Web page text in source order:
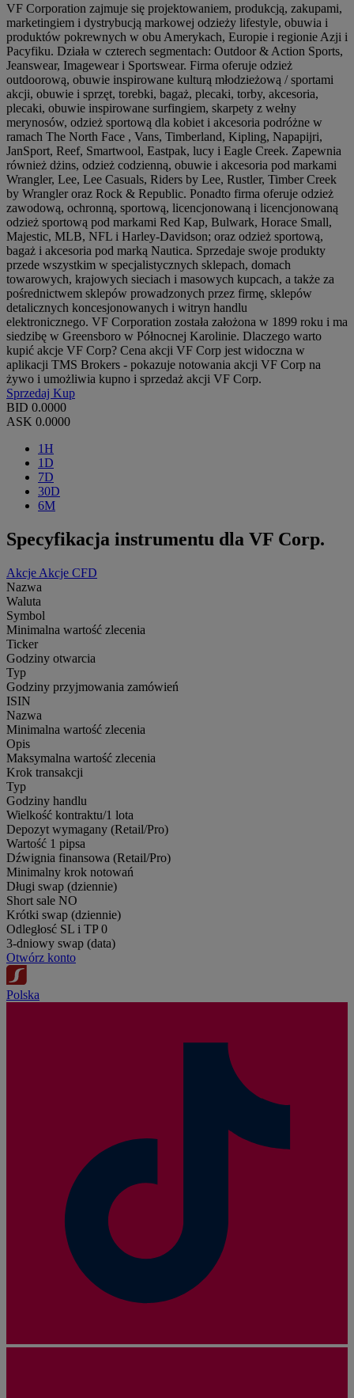
VF Corporation zajmuje się projektowaniem, produkcją, zakupami,
marketingiem i dystrybucją markowej odzieży lifestyle, obuwia i
produktów pokrewnych w obu Amerykach, Europie i regionie Azji i
Pacyfiku. Działa w czterech segmentach: Outdoor & Action Sports,
Jeanswear, Imagewear i Sportswear. Firma oferuje odzież
outdoorową, obuwie inspirowane kulturą młodzieżową / sportami
akcji, obuwie i sprzęt, torebki, bagaż, plecaki, torby, akcesoria,
plecaki, obuwie inspirowane surfingiem, skarpety z wełny
merynosów, odzież sportową dla kobiet i akcesoria podróżne w
ramach The North Face , Vans, Timberland, Kipling, Napapijri,
JanSport, Reef, Smartwool, Eastpak, lucy i Eagle Creek. Zapewnia
również dżins, odzież codzienną, obuwie i akcesoria pod markami
Wrangler, Lee, Lee Casuals, Riders by Lee, Rustler, Timber Creek
by Wrangler oraz Rock & Republic. Ponadto firma oferuje odzież
zawodową, ochronną, sportową, licencjonowaną i licencjonowaną
odzież sportową pod markami Red Kap, Bulwark, Horace Small,
Majestic, MLB, NFL i Harley-Davidson; oraz odzież sportową,
bagaż i akcesoria pod marką Nautica. Sprzedaje swoje produkty
przede wszystkim w specjalistycznych sklepach, domach
towarowych, krajowych sieciach i masowych kupcach, a także za
pośrednictwem sklepów prowadzonych przez firmę, sklepów
detalicznych koncesjonowanych i witryn handlu
elektronicznego. VF Corporation została założona w 1899 roku i ma
siedzibę w Greensboro w Północnej Karolinie. Dlaczego warto
kupić akcje VF Corp? Cena akcji VF Corp jest widoczna w
aplikacji TMS Brokers - pokazuje notowania akcji VF Corp na
żywo i umożliwia kupno i sprzedaż akcji VF Corp.
Sprzedaj Kup
BID 0.0000
ASK 0.0000
1H
1D
7D
30D
6M
Specyfikacja instrumentu dla VF Corp.
Akcje Akcje CFD
Nazwa
Waluta
Symbol
Minimalna wartość zlecenia
Ticker
Godziny otwarcia
Typ
Godziny przyjmowania zamówień
ISIN
Nazwa
Minimalna wartość zlecenia
Opis
Maksymalna wartość zlecenia
Krok transakcji
Typ
Godziny handlu
Wielkość kontraktu/1 lota
Depozyt wymagany (Retail/Pro)
Wartość 1 pipsa
Dźwignia finansowa (Retail/Pro)
Minimalny krok notowań
Długi swap (dziennie)
Short sale NO
Krótki swap (dziennie)
Odległosć SL i TP 0
3-dniowy swap (data)
Otwórz konto
Polska